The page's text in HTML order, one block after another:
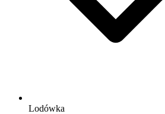
Lodówka